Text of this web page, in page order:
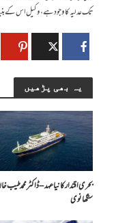
تک عدلیہ کا وجود ہے، وکیل اس کے
یہ بھی پڑھیں
بحری اقتدار کا نیا عہد – ڈاکٹر محمد طیب
سنگھانوی